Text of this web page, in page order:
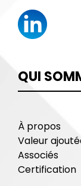
QUI
À propos
Valeur
Associés
Certification